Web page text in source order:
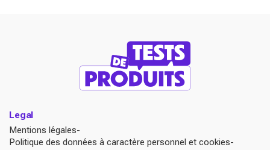
Legal
Mentions légales
Politique des données à caractère personnel et cookies